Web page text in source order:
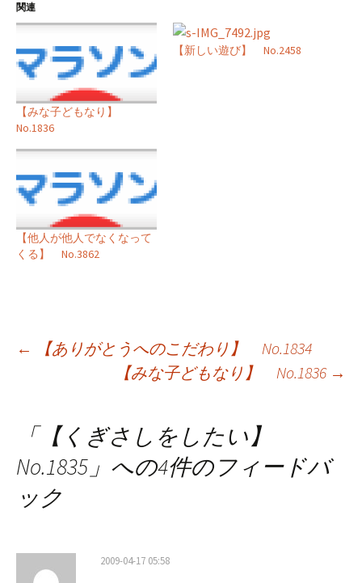
関連
【みな子どもなり】
No.1836
【新しい遊び】 No.2458
【他人が他人でなくなって
くる】 No.3862
投
ゲ
ー
←
【ありがとうへのこだわり】 No.1834
【みな子どもなり】 No.1836 →
「【くぎさしをしたい】
No.1835 」への4件のフィードバ
ック
2009-04-17 05:58